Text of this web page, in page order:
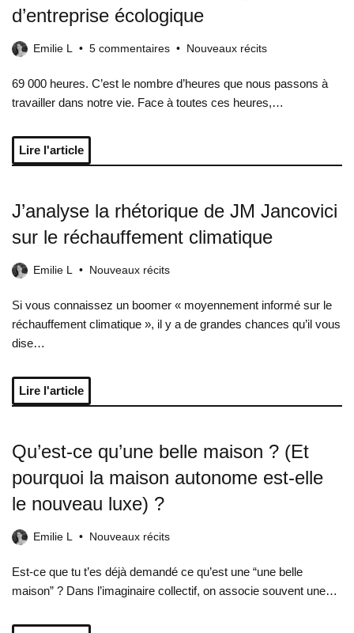
d’entreprise écologique
Emilie L 5 commentaires Nouveaux récits
69 000 heures. C’est le nombre d’heures que nous passons à
travailler dans notre vie. Face à toutes ces heures,…
Lire l'article
J’analyse la rhétorique de JM Jancovici
sur le réchauffement climatique
Emilie L Nouveaux récits
Si vous connaissez un boomer « moyennement informé sur le
réchauffement climatique », il y a de grandes chances qu’il vous
dise…
Lire l'article
Qu’est-ce qu’une belle maison ? (Et
pourquoi la maison autonome est-elle
le nouveau luxe) ?
Emilie L Nouveaux récits
Est-ce que tu t’es déjà demandé ce qu’est une “une belle
maison” ? Dans l’imaginaire collectif, on associe souvent une…